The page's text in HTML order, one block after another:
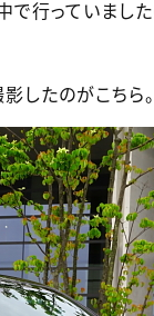
行っていました
たのがこちら。